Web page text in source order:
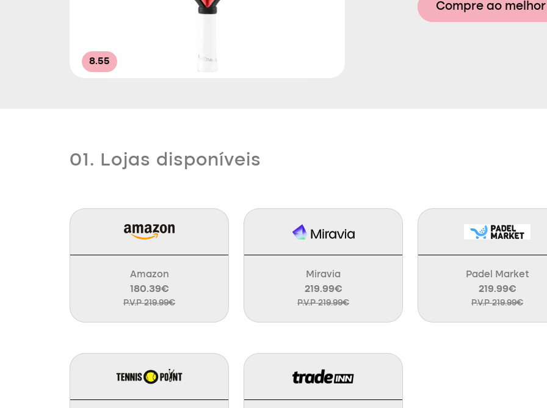
8.55
Compre ao
01. Lojas disponíveis
Amazon
180.39€
P.V.P 219.99€
Miravia
219.99€
P.V.P 219.99€
Padel Market
219.99€
P.V.P 219.99€